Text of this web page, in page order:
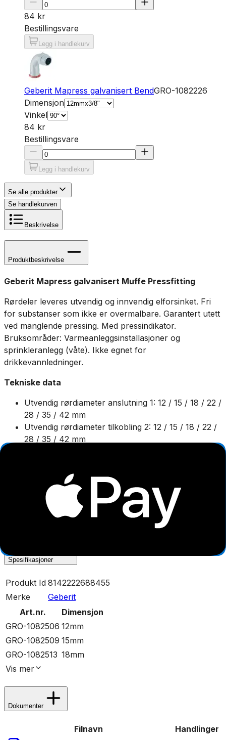
84 kr
Bestillingsvare
Legg i handlekurv
Geberit Mapress galvanisert BendGRO-1082226
Dimensjon
Vinkel
84 kr
Bestillingsvare
Legg i handlekurv
Se alle produkter
Se handlekurven
Beskrivelse
Produktbeskrivelse
Geberit Mapress galvanisert Muffe Pressfitting
Rørdeler leveres utvendig og innvendig elforsinket. Fri
for substanser som ikke er overmalbare. Garantert utett
ved manglende pressing. Med pressindikator.
Bruksområder: Varmeanleggsinstallasjoner og
sprinkleranlegg (våte). Ikke egnet for
drikkevannledninger.
Tekniske data
Utvendig rørdiameter anslutning 1: 12 / 15 / 18 / 22 /
28 / 35 / 42 mm
Utvendig rørdiameter tilkobling 2: 12 / 15 / 18 / 22 /
28 / 35 / 42 mm
Maksimalt driftstrykk ved 20 °C: 16 bar
Overflatebeskyttelse tilkobling:
Galvanisk/elektrolyttisk forsinket
Middeltemperatur (kontinuerlig): -30-120 °C
Spesifikasjoner
Produkt Id 8142222688455
Merke
Geberit
Art.nr.
Dimensjon
GRO-1082506 12mm
GRO-1082509 15mm
GRO-1082513 18mm
Vis mer
Dokumenter
Filnavn Handlinger